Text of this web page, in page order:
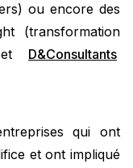
ou encore des
(transformation
et
D&Consultants
qui ont
et ont impliqué